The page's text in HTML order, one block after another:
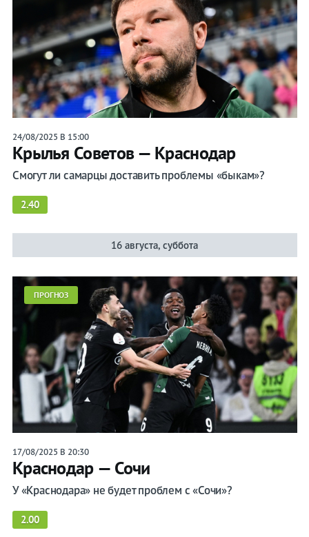
24/08/2025 В 15:00
Крылья Советов — Краснодар
Смогут ли самарцы доставить проблемы «быкам»?
2.40
16 августа, суббота
ПРОГНОЗ
17/08/2025 В 20:30
Краснодар — Сочи
У «Краснодара» не будет проблем с «Сочи»?
2.00